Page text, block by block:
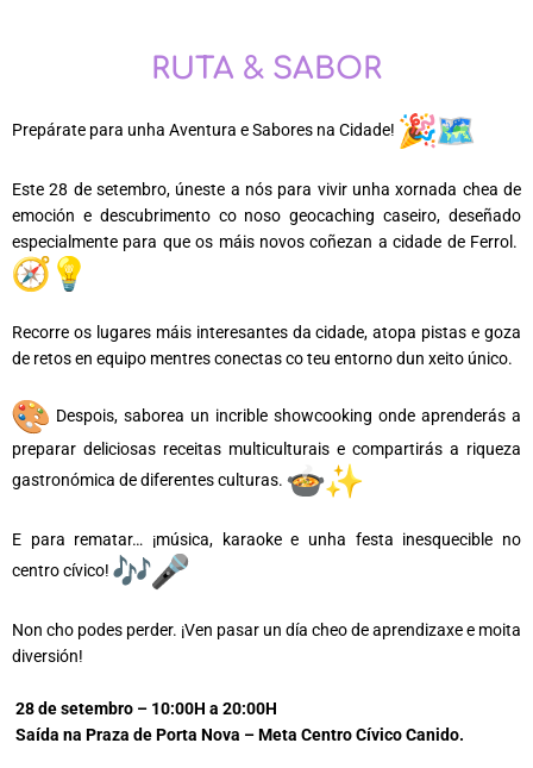
RUTA & SABOR
Prepárate para unha Aventura e Sabores na Cidade!
Este 28 de setembro, úneste a nós para vivir unha xornada chea de
emoción e descubrimento co noso geocaching caseiro, deseñado
especialmente para que os máis novos coñezan a cidade de Ferrol.
Recorre os lugares máis interesantes da cidade, atopa pistas e goza
de retos en equipo mentres conectas co teu entorno dun xeito único.
Despois, saborea un incrible showcooking onde aprenderás a
preparar deliciosas receitas multiculturais e compartirás a riqueza
gastronómica de diferentes culturas.
E para rematar… ¡música, karaoke e unha festa inesquecible no
centro cívico!
Non cho podes perder. ¡Ven pasar un día cheo de aprendizaxe e moita
diversión!
28 de setembro – 10:00H a 20:00H
Saída na Praza de Porta Nova – Meta Centro Cívico Canido.